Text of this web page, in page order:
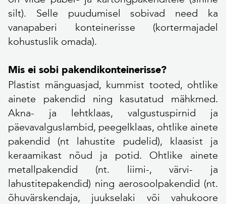
silt). Selle puudumisel sobivad need ka
vanapaberi konteinerisse (kortermajadel
kohustuslik omada).
Mis ei sobi pakendikonteinerisse?
Plastist mänguasjad, kummist tooted, ohtlike
ainete pakendid ning kasutatud mähkmed.
Akna- ja lehtklaas, valgustuspirnid ja
päevavalguslambid, peegelklaas, ohtlike ainete
pakendid (nt lahustite pudelid), klaasist ja
keraamikast nõud ja potid. Ohtlike ainete
metallpakendid (nt. liimi-, värvi- ja
lahustitepakendid) ning aerosoolpakendid (nt.
õhuvärskendaja, juukselaki või vahukoore